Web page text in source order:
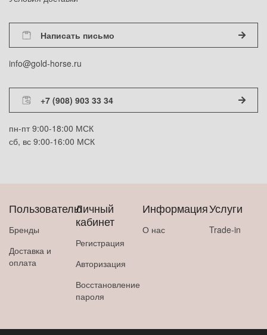
Написать письмо
info@gold-horse.ru
+7 (908) 903 33 34
пн-пт 9:00-18:00 МСК
сб, вс 9:00-16:00 МСК
Пользователю
Бренды
Доставка и
оплата
Личный
кабинет
Регистрация
Авторизация
Восстановление
пароля
Информация
О нас
Услуги
Trade-in